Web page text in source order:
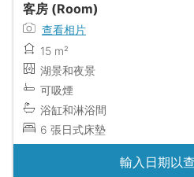
客房 (Room)
查看相片
15 m²
湖景和夜景
可吸煙
浴缸和淋浴間
6 張日式床墊
輸入日期以